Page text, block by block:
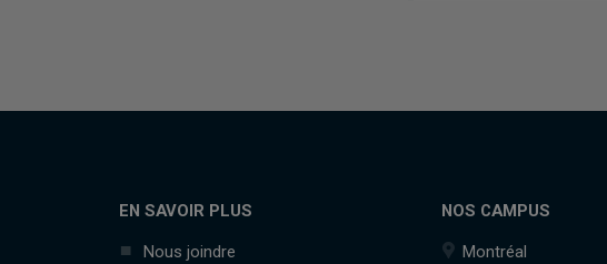
EN SAVOIR PLUS
Nous joindre
NOS CAMPUS
Montréal